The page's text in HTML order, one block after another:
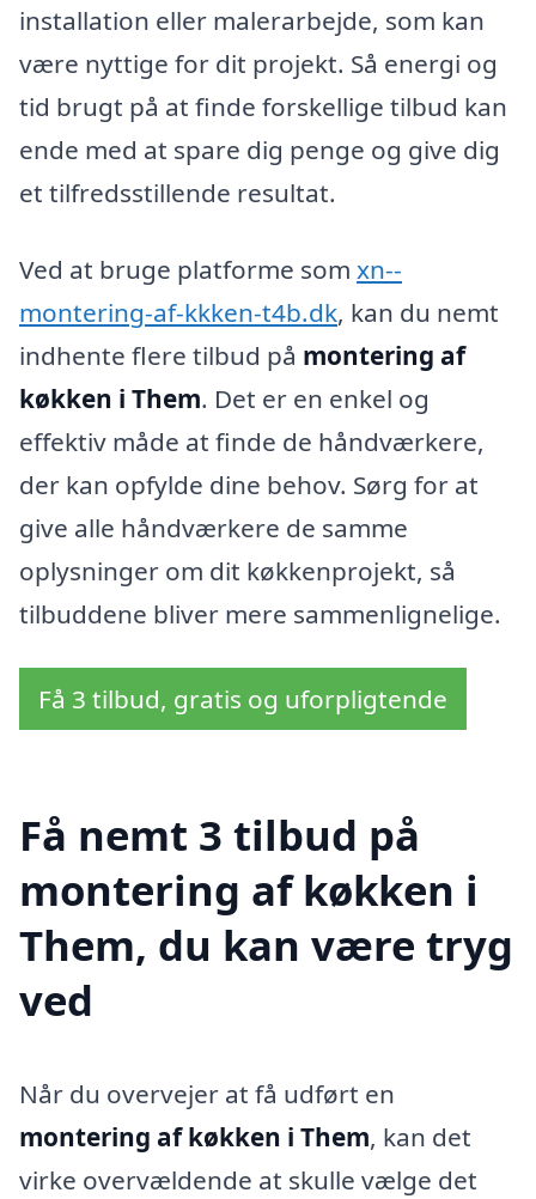
installation eller malerarbejde, som kan
være nyttige for dit projekt. Så energi og
tid brugt på at finde forskellige tilbud kan
ende med at spare dig penge og give dig
et tilfredsstillende resultat.
Ved at bruge platforme som xn--
montering-af-kkken-t4b.dk, kan du nemt
indhente flere tilbud på montering af
køkken i Them. Det er en enkel og
effektiv måde at finde de håndværkere,
der kan opfylde dine behov. Sørg for at
give alle håndværkere de samme
oplysninger om dit køkkenprojekt, så
tilbuddene bliver mere sammenlignelige.
Få 3 tilbud, gratis og uforpligtende
Få nemt 3 tilbud på
montering af køkken i
Them, du kan være tryg
ved
Når du overvejer at få udført en
montering af køkken i Them, kan det
virke overvældende at skulle vælge det